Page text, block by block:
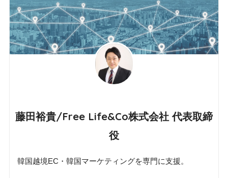
藤田裕貴/Free Life&Co株式会社 代表取締
役
韓国越境EC・韓国マーケティングを専門に支援。